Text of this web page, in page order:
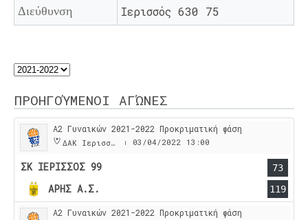
Διεύθυνση Ιερισσός 630 75
ΠΡΟΗΓΟΎΜΕΝΟΙ ΑΓΏΝΕΣ
Α2 Γυναικών 2021-2022 Προκριματική φάση
ΔΑΚ Ιερισσου | 03/04/2022 13:00
ΣΚ ΙΕΡΙΣΣΟΣ 99 73
ΑΡΗΣ Α.Σ. 119
Α2 Γυναικών 2021-2022 Προκριματική φάση